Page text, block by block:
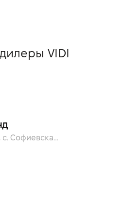
VIDI
08131, Киевская обл., с. Софиевская Борщаговка, ул. Большая Кольцевая, 60